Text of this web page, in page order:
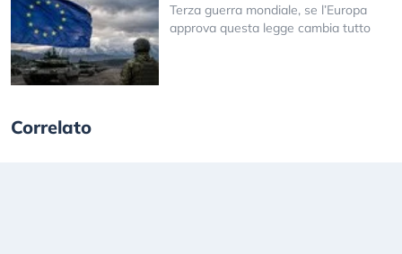
Terza guerra mondiale, se l’Europa
approva questa legge cambia tutto
Correlato